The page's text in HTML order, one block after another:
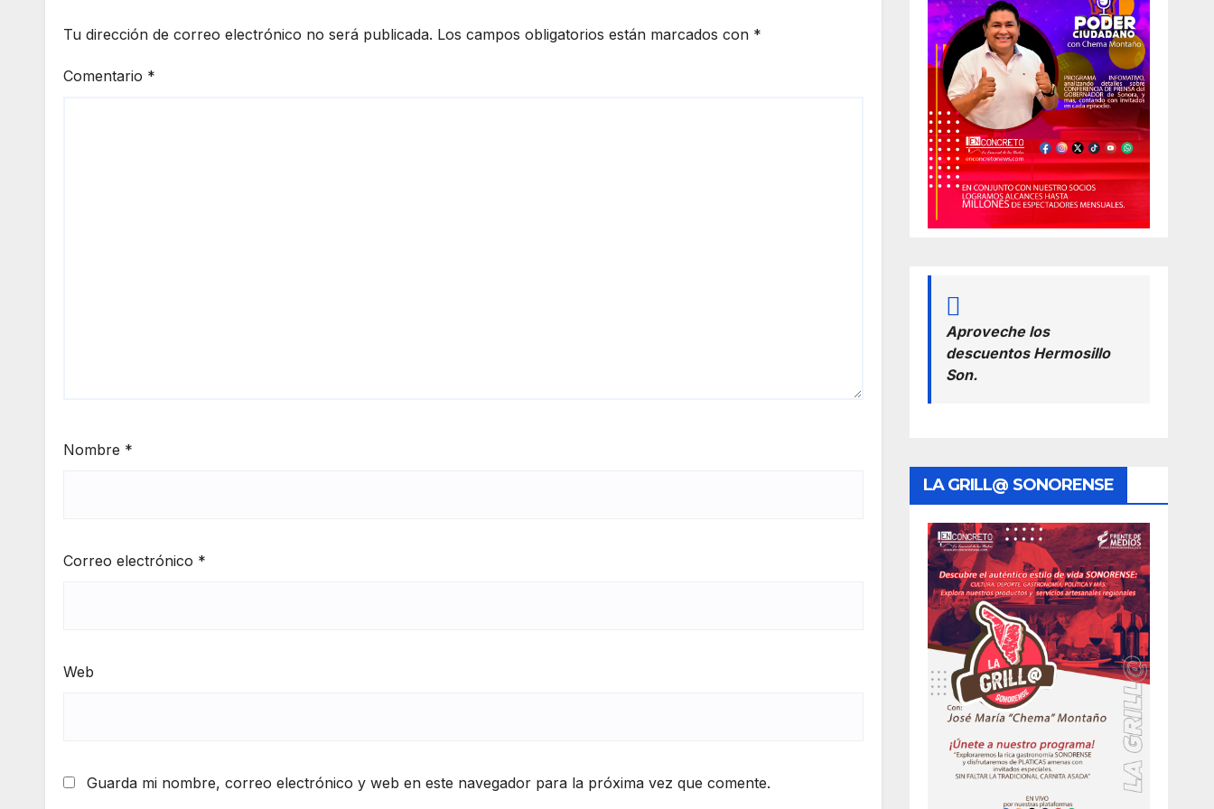
Empalme a través
de la feria Sonora
Tu dirección de correo electrónico no será publicada. Los campos obligatorios están marcados con *
Comentario *
Nombre *
Correo electrónico *
Web
Guarda mi nombre, correo electrónico y web en este navegador para la próxima vez que comente.
Aproveche los
descuentos Hermosillo
Son.
LA GRILL@ SONORENSE